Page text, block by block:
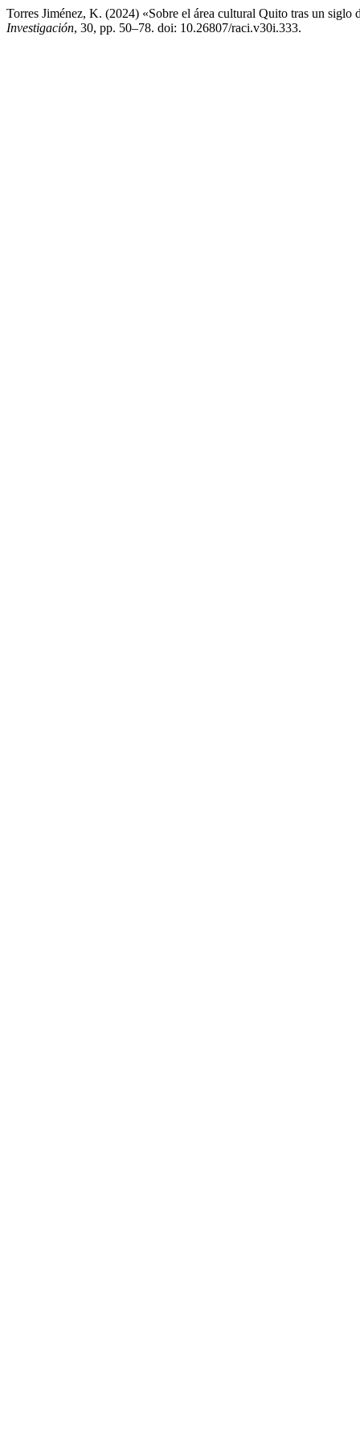
Torres Jiménez, K. (2024) «Sobre el área cultural Quito tras un siglo
Investigación, 30, pp. 50–78. doi: 10.26807/raci.v30i.333.